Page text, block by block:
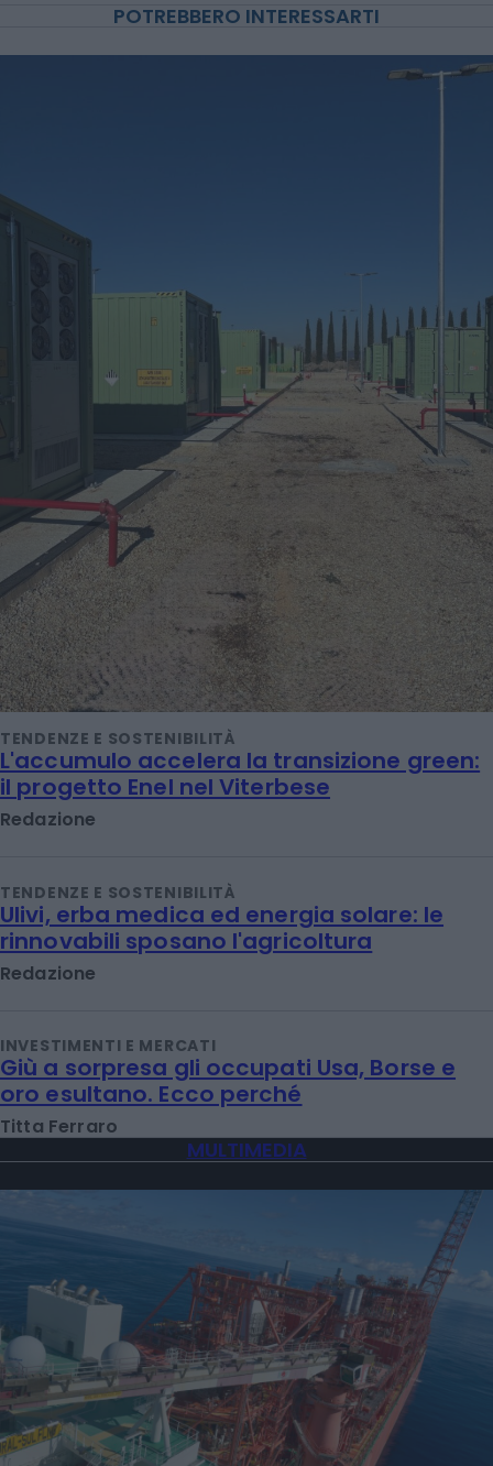
POTREBBERO INTERESSARTI
TENDENZE E SOSTENIBILITÀ
L'accumulo accelera la transizione green:
il progetto Enel nel Viterbese
Redazione
TENDENZE E SOSTENIBILITÀ
Ulivi, erba medica ed energia solare: le
rinnovabili sposano l'agricoltura
Redazione
INVESTIMENTI E MERCATI
Giù a sorpresa gli occupati Usa, Borse e
oro esultano. Ecco perché
Titta Ferraro
MULTIMEDIA